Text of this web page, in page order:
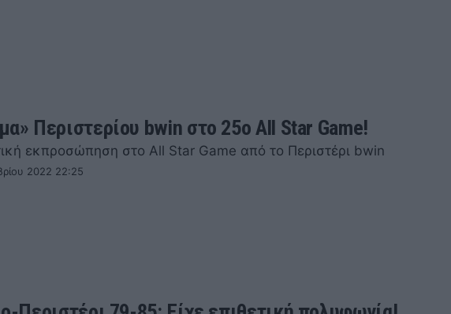
Περιστερίου bwin στο 25ο All Star Game!
εκπροσώπηση στο All Star Game από το Περιστέρι bwin
2022 22:25